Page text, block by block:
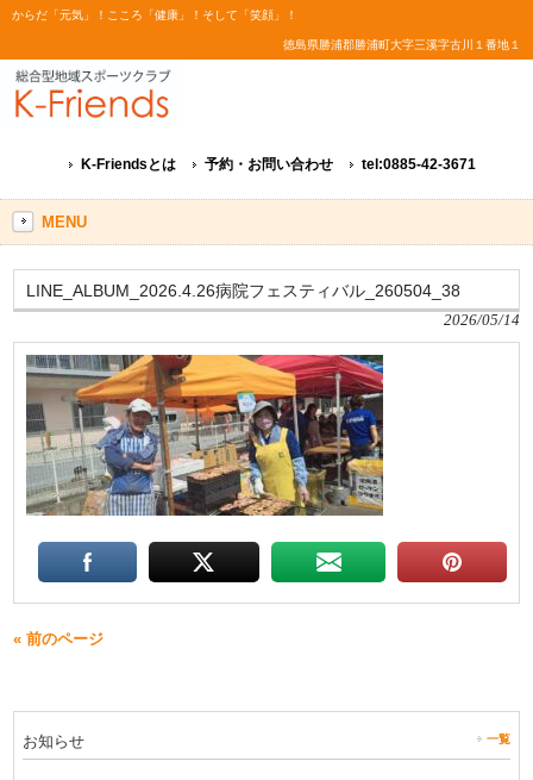
からだ「元気」！こころ「健康」！そして「笑顔」！
徳島県勝浦郡勝浦町大字三溪字古川１番地１
K-Friendsとは 予約・お問い合わせ tel:0885-42-3671
MENU
LINE_ALBUM_2026.4.26病院フェスティバル_260504_38
2026/05/14
« 前のページ
お知らせ 一覧